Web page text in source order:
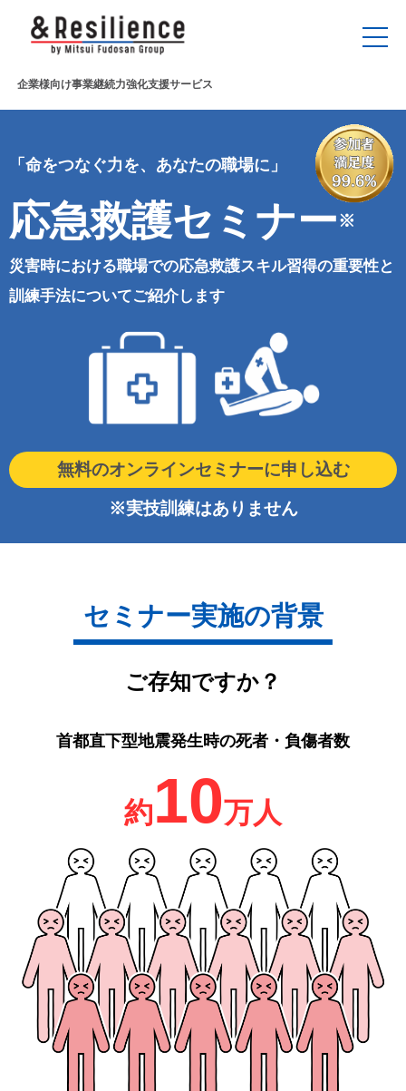
企業様向け事業継続力強化支援サービス
「命をつなぐ力を、あなたの職場に」
応急救護セミナー※
災害時における職場での応急救護スキル習得の重要性と
訓練手法についてご紹介します
無料のオンラインセミナーに申し込む
※実技訓練はありません
セミナー実施の背景
ご存知ですか？
首都直下型地震発生時の死者・負傷者数
約10万人